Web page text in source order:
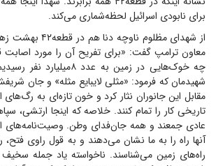
برای نابودی اسرائیل لحظه‌شماری می‌کند.
از شهدای مظلوم
معاون ترامپ گفت: «برای تفریح آن را مورد اصابت
چه خوک‌هایی در زمین به عدد
شهیدمان که فرمود: «مثلی لایبایع مثله» و جان
مقابل این جانوران نثار کرد و خون تازه‌ای به
تاریخی کار را تمام کنند. خلاصه که اینجا ارتشی،
عادی جمعند و همه جان‌فدای وطن. وصیت‌نامه‌های
آنها راه را به ما نشان می‌دهند و به قول راوی فتح،
راه‌های زمین می‌شناسند. ناخواسته یاد جمله